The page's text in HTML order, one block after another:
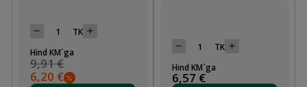
TK
Hind KM`ga
9,91 €
6,20 €
TK
Hind KM`ga
6,57 €